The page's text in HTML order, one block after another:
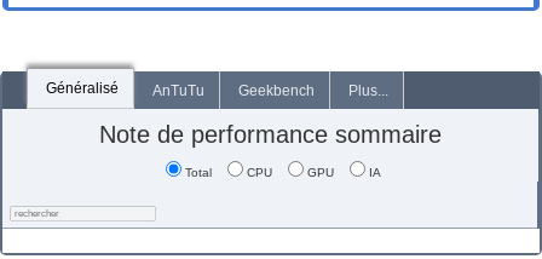
Généralisé AnTuTu Geekbench Plus...
Note de performance sommaire
Total CPU GPU IA